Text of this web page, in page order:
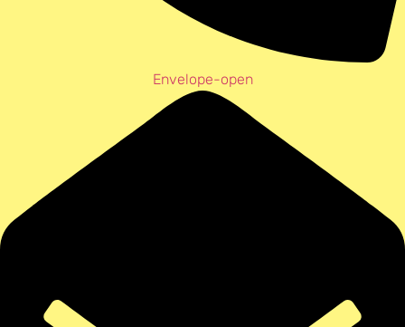
Envelope-open